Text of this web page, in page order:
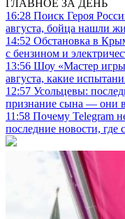
ГЛАВНОЕ ЗА ДЕНЬ
16:28 Поиск Героя
августа, бойца нашли
14:52 Обстановка в
с бензином и
13:56 Шоу «Мастер
августа, какие
12:57 Усольцевы:
признание сына — они
11:58 Почему Telegram
последние новости, где